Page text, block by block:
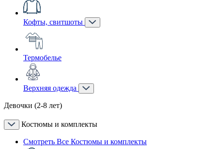
Кофты, свитшоты
Термобелье
Верхняя одежда
Девочки (2-8 лет)
Костюмы и комплекты
Смотреть Все Костюмы и комплекты